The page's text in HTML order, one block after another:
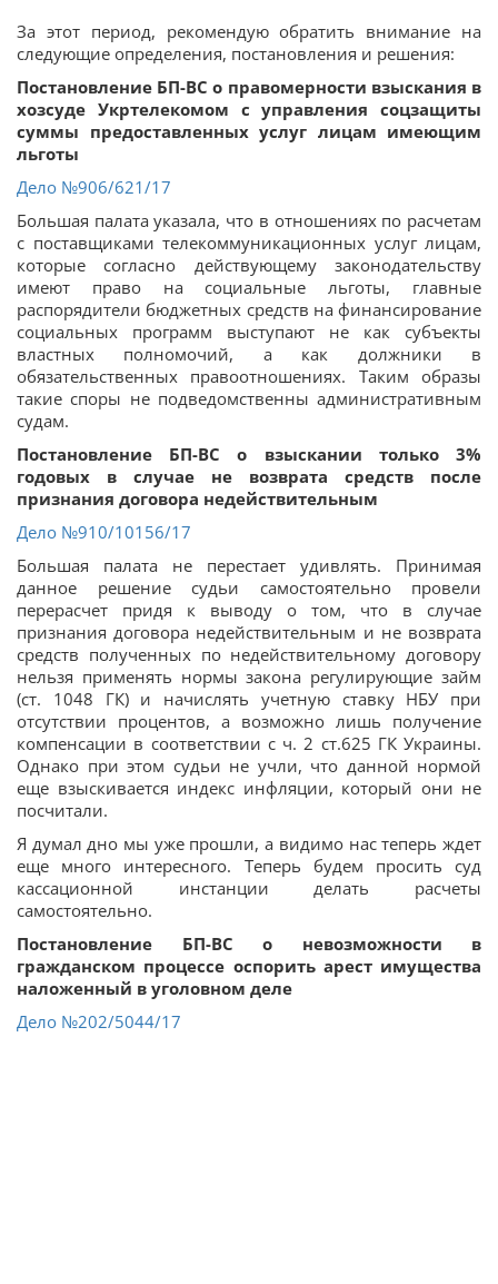
За этот период, рекомендую обратить внимание на
следующие определения, постановления и решения:
Постановление БП-ВС о правомерности взыскания в
хозсуде Укртелекомом с управления соцзащиты
суммы предоставленных услуг лицам имеющим
льготы
Дело №906/621/17
Большая палата указала, что в отношениях по расчетам
с поставщиками телекоммуникационных услуг лицам,
которые согласно действующему законодательству
имеют право на социальные льготы, главные
распорядители бюджетных средств на финансирование
социальных программ выступают не как субъекты
властных полномочий, а как должники в
обязательственных правоотношениях. Таким образы
такие споры не подведомственны административным
судам.
Постановление БП-ВС о взыскании только 3%
годовых в случае не возврата средств после
признания договора недействительным
Дело №910/10156/17
Большая палата не перестает удивлять. Принимая
данное решение судьи самостоятельно провели
перерасчет придя к выводу о том, что в случае
признания договора недействительным и не возврата
средств полученных по недействительному договору
нельзя применять нормы закона регулирующие займ
(ст. 1048 ГК) и начислять учетную ставку НБУ при
отсутствии процентов, а возможно лишь получение
компенсации в соответствии с ч. 2 ст.625 ГК Украины.
Однако при этом судьи не учли, что данной нормой
еще взыскивается индекс инфляции, который они не
посчитали.
Я думал дно мы уже прошли, а видимо нас теперь ждет
еще много интересного. Теперь будем просить суд
кассационной инстанции делать расчеты
самостоятельно.
Постановление БП-ВС о невозможности в
гражданском процессе оспорить арест имущества
наложенный в уголовном деле
Дело №202/5044/17